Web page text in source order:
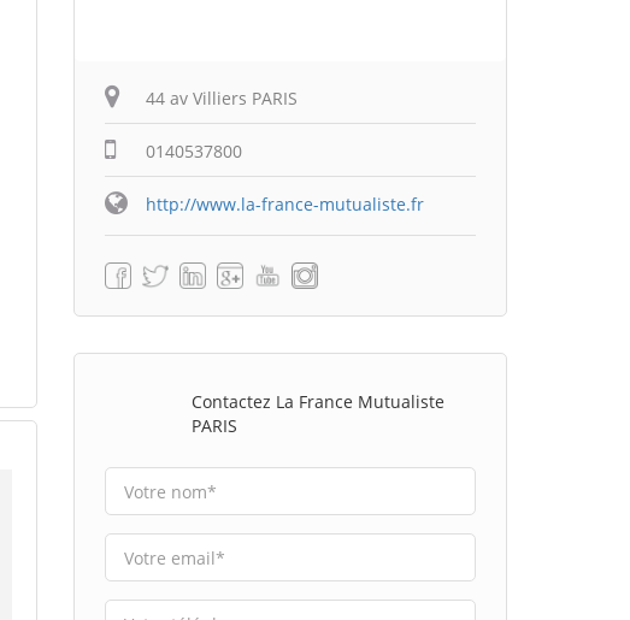
44 av Villiers PARIS
0140537800
http://www.la-france-mutualiste.fr
Contactez La France Mutualiste
PARIS